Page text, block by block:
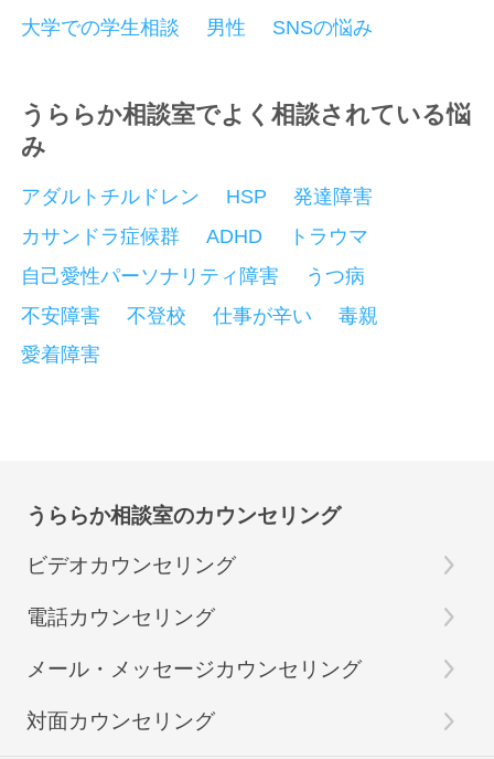
大学での学生相談
男性 SNSの悩み
うららか相談室でよく相談されている悩
み
アダルトチルドレン HSP
発達障害
カサンドラ症候群
ADHD
トラウマ
自己愛性パーソナリティ障害
うつ病
不安障害
不登校 仕事が辛い
毒親
愛着障害
うららか相談室のカウンセリング
ビデオカウンセリング
電話カウンセリング
メール・メッセージカウンセリング
対面カウンセリング